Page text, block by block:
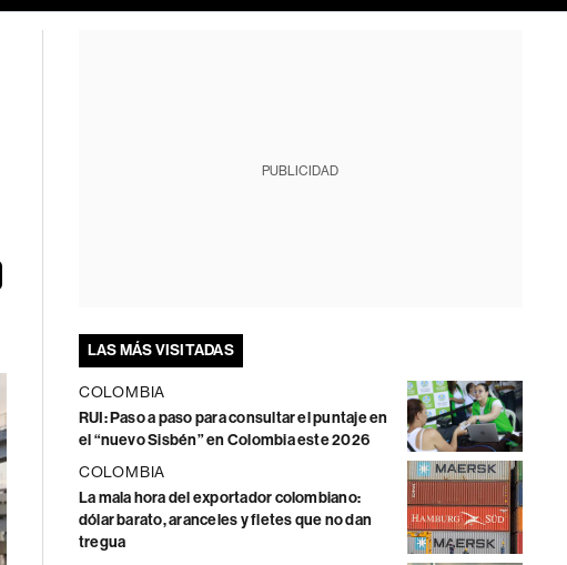
PUBLICIDAD
LAS MÁS VISITADAS
COLOMBIA
RUI: Paso a paso para consultar el puntaje en
el “nuevo Sisbén” en Colombia este 2026
COLOMBIA
La mala hora del exportador colombiano:
dólar barato, aranceles y fletes que no dan
tregua